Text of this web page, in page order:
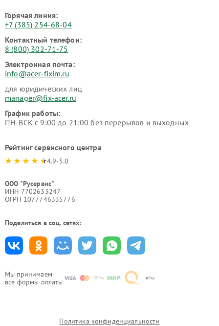
Мы принимаем
все формы оплаты
Горячая линия:
+7 (385) 254-68-04
Контактный телефон:
8 (800) 302-71-75
Электронная почта:
info@acer-fixim.ru
для юридических лиц
manager@fix-acer.ru
График работы:
ПН-ВСК с 9:00 до 21:00 без перерывов и выходных
Рейтинг сервисного центра
4.9-5.0
ООО "Русервис"
ИНН 7702633247
ОГРН 1077746335776
Поделиться в соц. сетях:
Политика конфиденциальности